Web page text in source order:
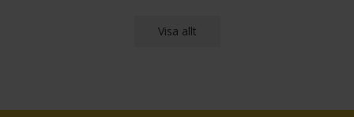
Visa allt